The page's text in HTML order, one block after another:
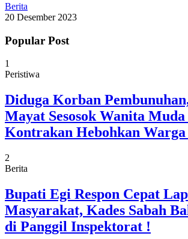
Berita
20 Desember 2023
Popular Post
1
Peristiwa
Diduga Korban
Mayat Sesosok Wanita
Kontrakan Hebohkan
2
Berita
Bupati Egi Respon Cepat
Masyarakat, Kades Sabah
di Panggil Inspektorat !